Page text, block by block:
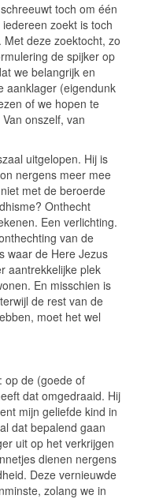
toch om één
zoekt is toch
deze zoektocht, zo
de spijker op
we belangrijk en
aanklager (eigendunk
of we hopen te
onszelf, van
uitgelopen. Hij is
nergens meer mee
met de beroerde
Onthecht
Een verlichting.
van de
waar de Here Jezus
aantrekkelijke plek
En misschien is
de rest van de
moet het wel
op de (goede of
dat omgedraaid. Hij
mijn geliefde kind in
dat bepalend gaan
uit op het verkrijgen
dienen nergens
Deze vernieuwde
zolang we in